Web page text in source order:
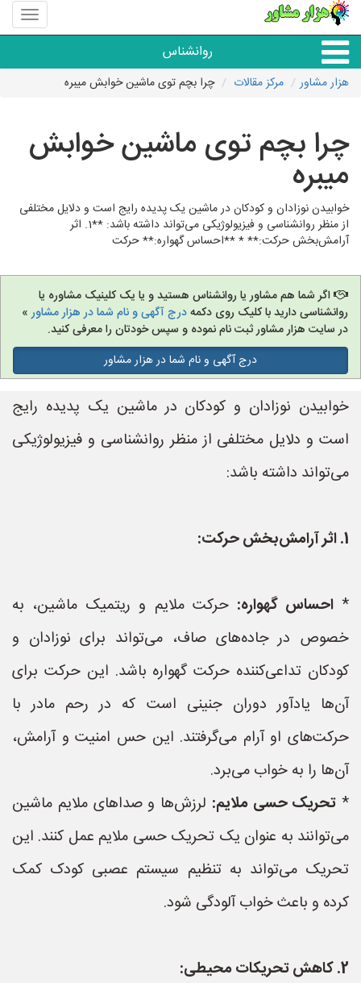
منوی
سایت
مشاور
روانشناس
گروه روانشناسی
هزار مشاور مرکز مقالات چرا بچم توی ماشین خوابش میبره
چرا بچم توی ماشین خوابش
میبره
خوابیدن نوزادان و کودکان در ماشین یک پدیده رایج است و دلایل مختلفی
از منظر روانشناسی و فیزیولوژیکی می‌تواند داشته باشد: **1. اثر
آرامش‌بخش حرکت:** * **احساس گهواره:** حرکت
اگر شما هم مشاور یا روانشناس هستید و یا یک کلینیک مشاوره یا
روانشناسی دارید با کلیک روی دکمهدرج آگهی و نام شما در هزار مشاور»
در سایت هزار مشاور ثبت نام نموده و سپس خودتان را معرفی کنید.
درج آگهی و نام شما در هزار مشاور
خوابیدن نوزادان و کودکان در ماشین یک پدیده رایج
است و دلایل مختلفی از منظر روانشناسی و فیزیولوژیکی
می‌تواند داشته باشد:
1. اثر آرامش‌بخش حرکت:
*احساس گهواره: حرکت ملایم و ریتمیک ماشین، به
خصوص در جاده‌های صاف، می‌تواند برای نوزادان و
کودکان تداعی‌کننده حرکت گهواره باشد. این حرکت برای
آن‌ها یادآور دوران جنینی است که در رحم مادر با
حرکت‌های او آرام می‌گرفتند. این حس امنیت و آرامش،
آن‌ها را به خواب می‌برد.
* تحریک حسی ملایم: لرزش‌ها و صداهای ملایم ماشین
می‌توانند به عنوان یک تحریک حسی ملایم عمل کنند. این
تحریک می‌تواند به تنظیم سیستم عصبی کودک کمک
کرده و باعث خواب آلودگی شود.
2. کاهش تحریکات محیطی: